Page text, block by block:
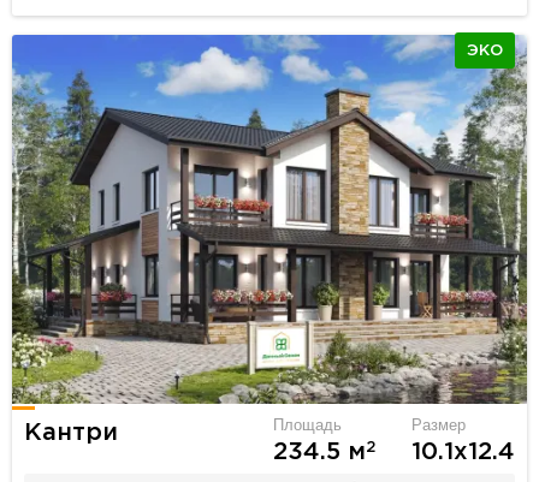
ЭКО
Кантри Площадь
234.5 м2
Размер
10.1х12.4